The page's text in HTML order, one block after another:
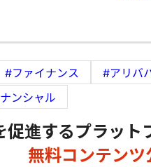
#ファイナンス #アリバ
ンシャル
促進するプラット
無料コンテンツ